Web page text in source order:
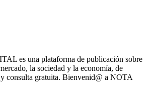
es una plataforma de publicación sobre
la sociedad y la economía, de
consulta gratuita. Bienvenid@ a NOTA